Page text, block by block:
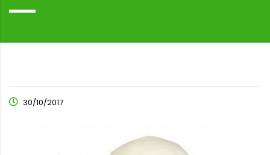
30/10/2017